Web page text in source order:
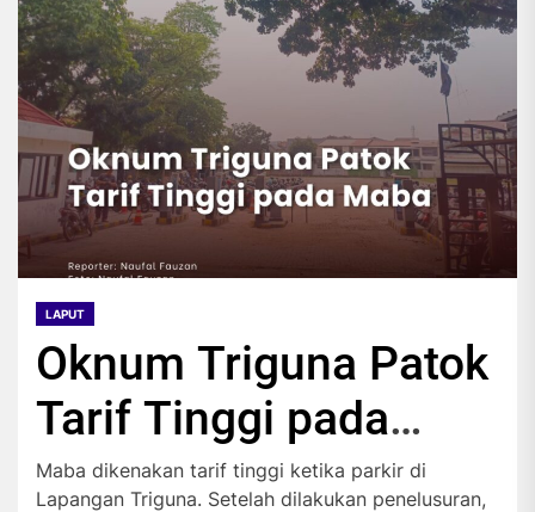
LAPUT
Oknum Triguna Patok
Tarif Tinggi pada
Maba
Maba dikenakan tarif tinggi ketika parkir di
Lapangan Triguna. Setelah dilakukan penelusuran,